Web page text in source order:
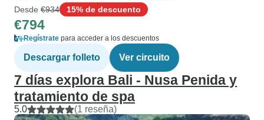
Desde €934 15% de descuento
€794
Regístrate para acceder a los descuentos
Descargar folleto Ver circuito
7 días explora Bali - Nusa Penida y
tratamiento de spa
5.0 (1 reseña)